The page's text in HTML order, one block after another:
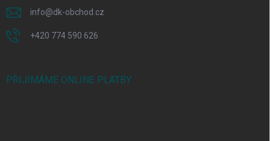
info@dk-obchod.cz
+420 774 590 626
PŘIJÍMÁME ONLINE PLATBY